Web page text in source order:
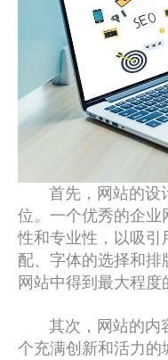
首先，网站的设
位。一个优秀的企
性和专业性，以吸引
配、字体的选择和
网站中得到最大程度
其次，网站的内
个充满创新和活力的